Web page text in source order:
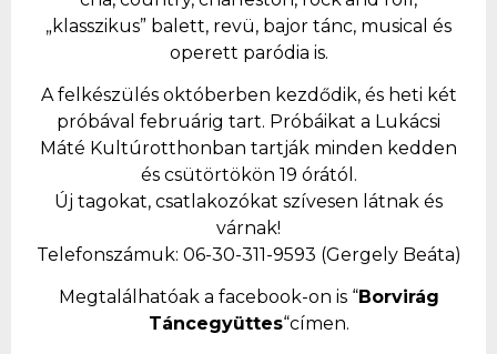
„klasszikus” balett, revü, bajor tánc, musical és
operett paródia is.
A felkészülés októberben kezdődik, és heti két
próbával februárig tart. Próbáikat a Lukácsi
Máté Kultúrotthonban tartják minden kedden
és csütörtökön 19 órától.
Új tagokat, csatlakozókat szívesen látnak és
várnak!
Telefonszámuk: 06-30-311-9593 (Gergely Beáta)
Megtalálhatóak a facebook-on is “Borvirág
Táncegyüttes“címen.